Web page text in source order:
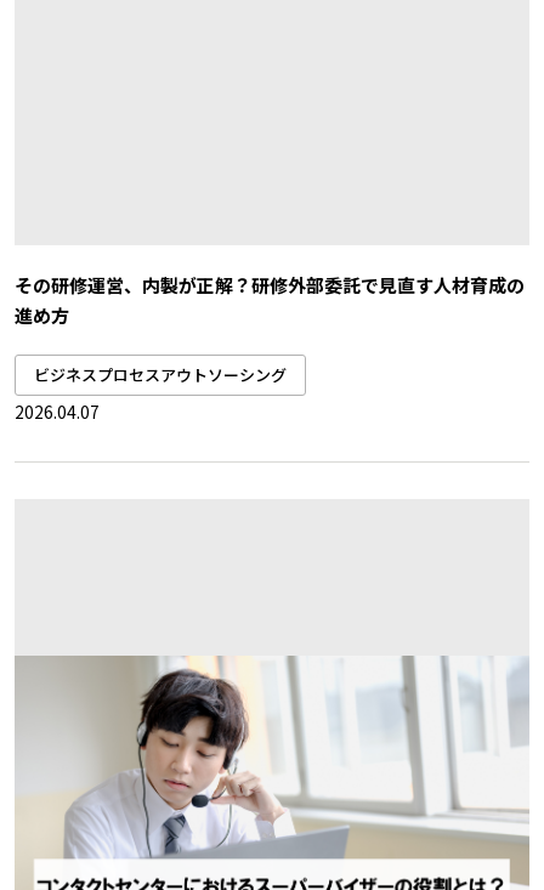
その研修運営、内製が正解？研修外部委託で見直す人材育成の
進め方
ビジネスプロセスアウトソーシング
2026.04.07